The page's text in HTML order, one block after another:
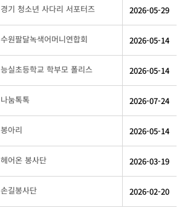
경기 청소년 사다리 서포터즈 2026-05-29
수원팔달녹색어머니연합회 2026-05-14
능실초등학교 학부모 폴리스 2026-05-14
나눔톡톡 2026-07-24
봉아리 2026-05-14
헤어온 봉사단 2026-03-19
손길봉사단 2026-02-20